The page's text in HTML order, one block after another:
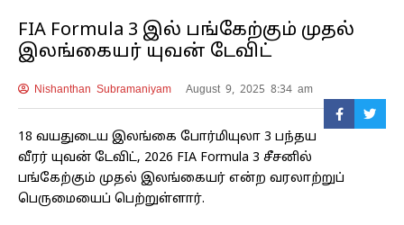
FIA Formula 3 இல் பங்கேற்கும் முதல்
இலங்கையர் யுவன் டேவிட்
Nishanthan Subramaniyam August 9, 2025 8:34 am
18 வயதுடைய இலங்கை போர்மியுலா 3 பந்தய
வீரர் யுவன் டேவிட், 2026 FIA Formula 3 சீசனில்
பங்கேற்கும் முதல் இலங்கையர் என்ற வரலாற்றுப்
பெருமையைப் பெற்றுள்ளார்.